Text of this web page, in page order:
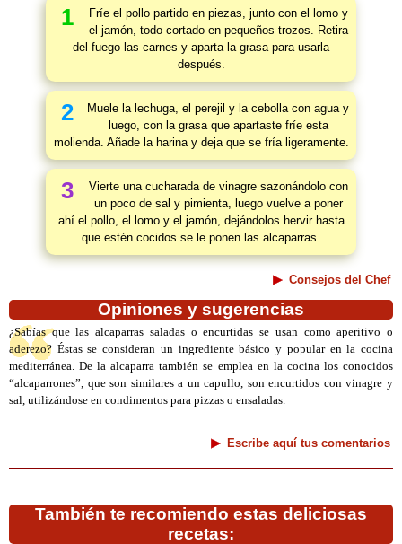
1
Fríe el pollo partido en piezas, junto con el lomo y
el jamón, todo cortado en pequeños trozos. Retira
del fuego las carnes y aparta la grasa para usarla
después.
2
Muele la lechuga, el perejil y la cebolla con agua y
luego, con la grasa que apartaste fríe esta
molienda. Añade la harina y deja que se fría ligeramente.
3
Vierte una cucharada de vinagre sazonándolo con
un poco de sal y pimienta, luego vuelve a poner
ahí el pollo, el lomo y el jamón, dejándolos hervir hasta
que estén cocidos se le ponen las alcaparras.
Consejos del Chef
Opiniones y sugerencias
¿Sabías que las alcaparras saladas o encurtidas se usan como aperitivo o
aderezo? Éstas se consideran un ingrediente básico y popular en la cocina
mediterránea. De la alcaparra también se emplea en la cocina los conocidos
“alcaparrones”, que son similares a un capullo, son encurtidos con vinagre y
sal, utilizándose en condimentos para pizzas o ensaladas.
Escribe aquí tus comentarios
También te recomiendo estas deliciosas
recetas: